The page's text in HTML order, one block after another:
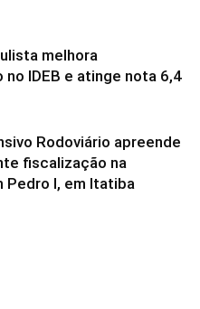
melhora
no IDEB e atinge nota 6,4
Rodoviário apreende
fiscalização na
Pedro I, em Itatiba